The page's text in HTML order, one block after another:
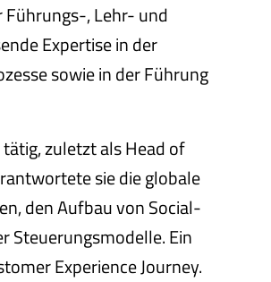
, Lehr- und
Expertise in der
sowie in der Führung
zuletzt als Head of
sie die globale
den Aufbau von Social-
Steuerungsmodelle. Ein
Experience Journey.